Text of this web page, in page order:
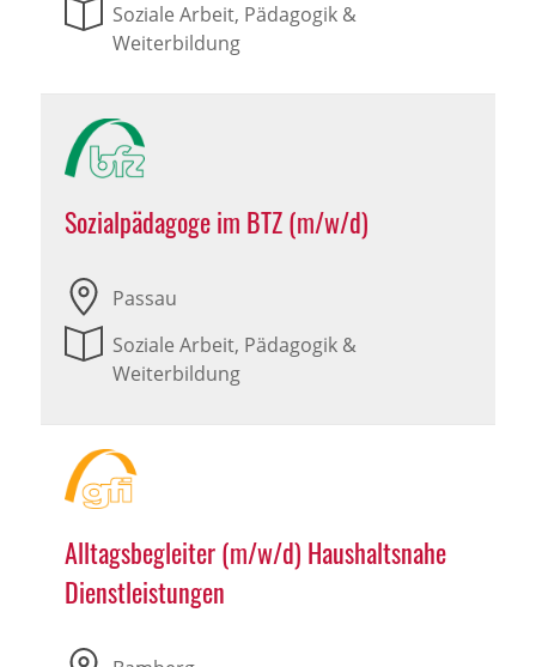
Soziale Arbeit, Pädagogik &
Weiterbildung
Sozialpädagoge im BTZ (m/w/d)
Passau
Soziale Arbeit, Pädagogik &
Weiterbildung
Alltagsbegleiter (m/w/d) Haushaltsnahe
Dienstleistungen